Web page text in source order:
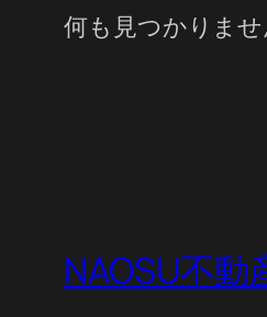
何も見つかりま
NAOSU不動